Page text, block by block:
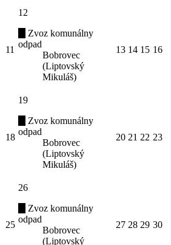
11
12
Zvoz komunálny
odpad
Bobrovec
(Liptovský
Mikuláš)
13 14 15 16
18
19
Zvoz komunálny
odpad
Bobrovec
(Liptovský
Mikuláš)
20 21 22 23
25
26
Zvoz komunálny
odpad
Bobrovec
(Liptovský
27 28 29 30